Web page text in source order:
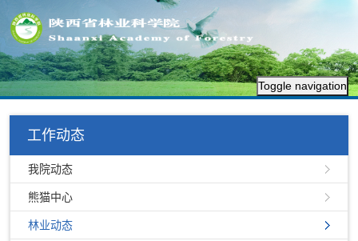
Toggle navigation
工作动态
我院动态
熊猫中心
林业动态